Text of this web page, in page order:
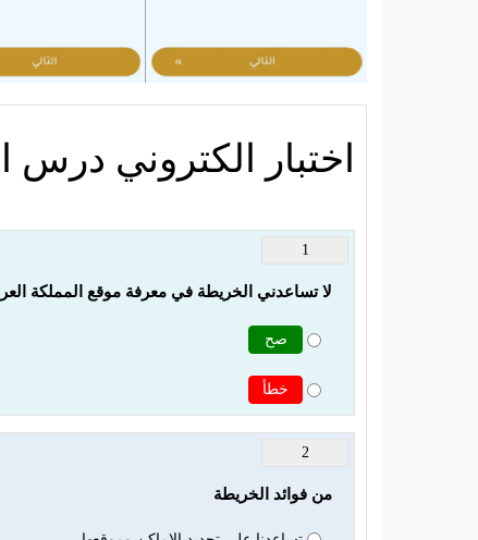
اختبار الكتروني درس
1
لا تساعدني الخريطة في معرفة موقع المملكة
صح
خطأ
2
من فوائد الخريطة